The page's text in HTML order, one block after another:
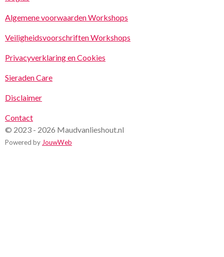
Algemene voorwaarden Workshops
Veiligheidsvoorschriften Workshops
Privacyverklaring en Cookies
Sieraden Care
Disclaimer
Contact
© 2023 - 2026 Maudvanlieshout.nl
Powered by JouwWeb